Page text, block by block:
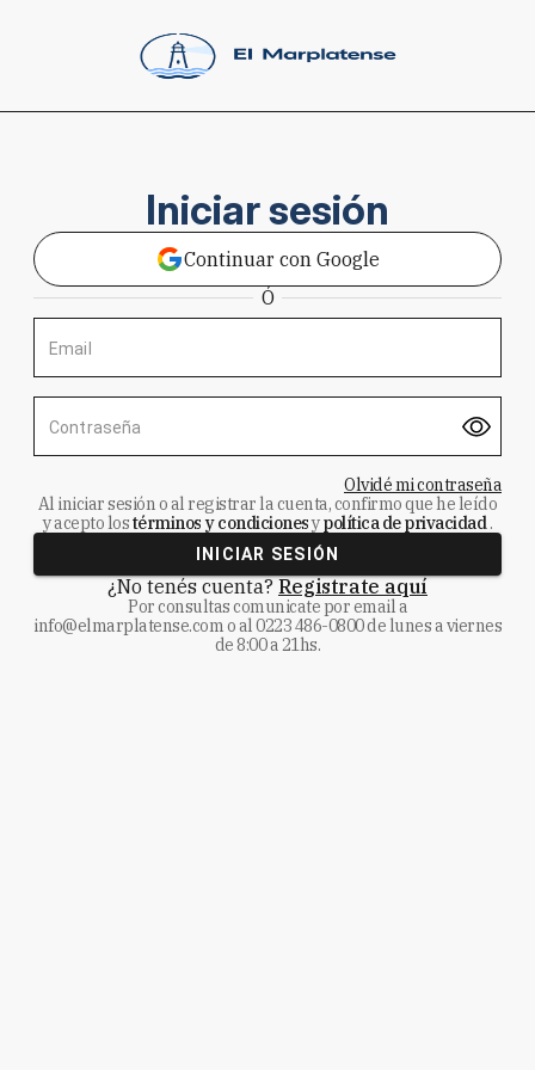
Iniciar sesión
Continuar con Google
Ó
Email
Contraseña
Olvidé mi contraseña
Al iniciar sesión o al registrar la cuenta, confirmo que he leído
y acepto lostérminos y condicionesypolítica de privacidad.
INICIAR SESIÓN
¿No tenés cuenta? Registrate aquí
Por consultas comunicate por email a
info@elmarplatense.como al0223 486-0800de lunes a viernes
de 8:00 a 21hs.